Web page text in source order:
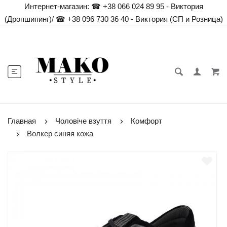
Интернет-магазин: ☎ +38 066 024 89 95 - Виктория
(Дропшипинг)/☎ +38 096 730 36 40 - Виктория (СП и Розница)
Главная Чоловіче взуття
Комфорт
Волкер синяя кожа